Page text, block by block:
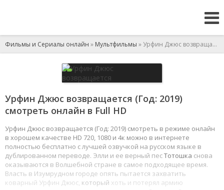
Фильмы и Сериалы онлайн » Мультфильмы » Урфин Джюс возвращается
Урфин Джюс возвращается (Год: 2019)
смотреть онлайн в Full HD
Урфин Джюс возвращается (Год: 2019) смотреть в режиме онлайн
в хорошем качестве HD 720, 1080 и 4к можно в интернете
полностью бесплатно с лучшей озвучкой на русском языке в
дублированном переводе. Элли и ее верный песТотошка снова
оказываются в Волшебной стране в самое подходящее время.
Власть в Изумрудном городе опять пытается захватить
коварный Урфин Джюс, который хоть и потерял армию